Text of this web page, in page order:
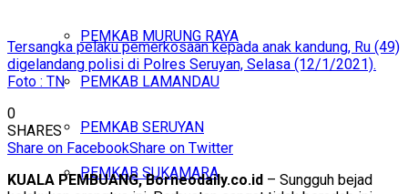
PEMKAB MURUNG RAYA
PEMKAB LAMANDAU
PEMKAB SERUYAN
PEMKAB SUKAMARA
Tersangka pelaku pemerkosaan kepada anak kandung, Ru (49)
digelandang polisi di Polres Seruyan, Selasa (12/1/2021).
Foto : TN
0
SHARES
Share on FacebookShare on Twitter
KUALA PEMBUANG, Borneodaily.co.id – Sungguh bejad